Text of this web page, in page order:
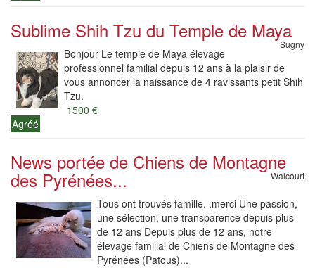
Sublime Shih Tzu du Temple de Maya
Sugny
Bonjour Le temple de Maya élevage
professionnel familial depuis 12 ans à la plaisir de
vous annoncer la naissance de 4 ravissants petit Shih
Tzu.
1500 €
Agréé
News portée de Chiens de Montagne
des Pyrénées... Walcourt
Tous ont trouvés famille. .merci Une passion,
une sélection, une transparence depuis plus
de 12 ans Depuis plus de 12 ans, notre
élevage familial de Chiens de Montagne des
Pyrénées (Patous)...